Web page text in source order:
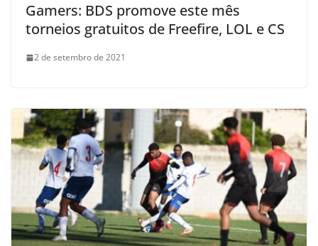
Gamers: BDS promove este mês
torneios gratuitos de Freefire, LOL e CS
2 de setembro de 2021